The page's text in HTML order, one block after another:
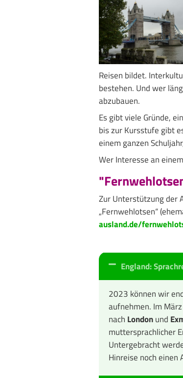
Reisen bildet.
bestehen. Und wer
abzubauen.
Es gibt viele Gründe,
bis zur Kursstufe gibt
einem ganzen
Wer Interesse an
Zur Unterstützung der
„Fernwehlotsen“
ausland.de/
England:
2023 können wir
aufnehmen. Im
nach Londonund
muttersprachlicher
Untergebracht
Hinreise noch einen